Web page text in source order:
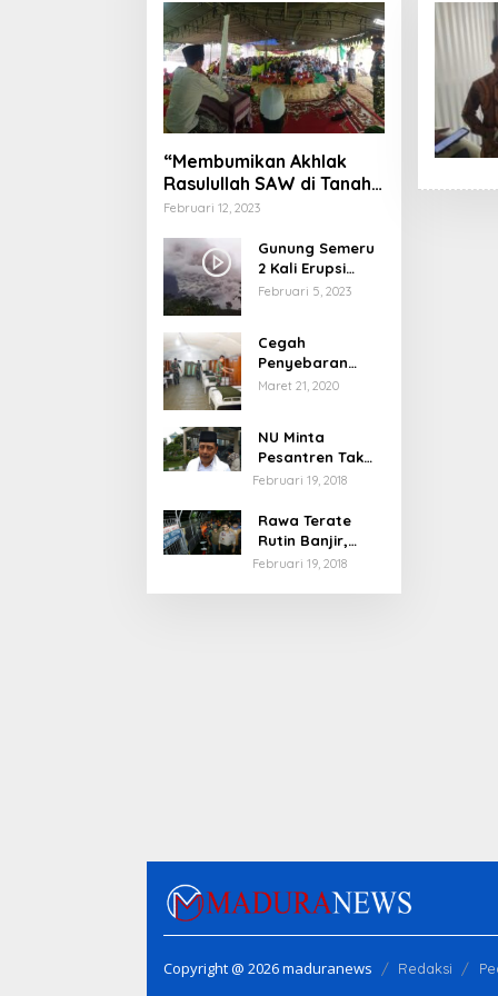
“Membumikan Akhlak
Rasulullah SAW di Tanah
Nusantara”
Februari 12, 2023
Gunung Semeru
2 Kali Erupsi
dengan Tinggi
Februari 5, 2023
Cegah
Penyebaran
Virus Corona,
Pelayanan
Maret 21, 2020
NU Minta
Pesantren Tak
Terprovokasi
Februari 19, 2018
Rawa Terate
Rutin Banjir,
Anies Bakal Cek
Februari 19, 2018
Copyright @ 2026 maduranews Redaksi